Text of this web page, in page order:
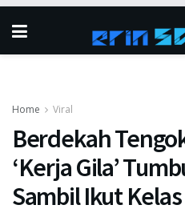
Home Viral
Berdekah
‘Kerja Gila’
Sambil Ikut